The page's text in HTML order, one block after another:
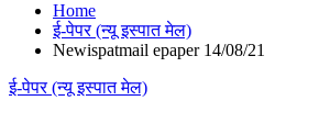
Home
ई-पेपर (न्यू इस्पात मेल)
Newispatmail epaper 14/08/21
ई-पेपर (न्यू इस्पात मेल)